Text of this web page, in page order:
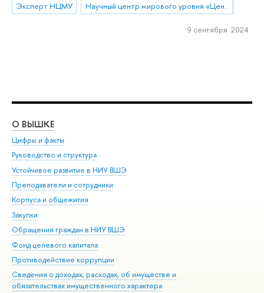
Эксперт НЦМУ
Научный центр мирового уровня «Центр междисциплинарных исследований человеческого потенциала»
9 сентября 2024
О ВЫШКЕ
Цифры и факты
Руководство и структура
Устойчивое развитие в НИУ ВШЭ
Преподаватели и сотрудники
Корпуса и общежития
Закупки
Обращения граждан в НИУ ВШЭ
Фонд целевого капитала
Противодействие коррупции
Сведения о доходах, расходах, об имуществе и
обязательствах имущественного характера